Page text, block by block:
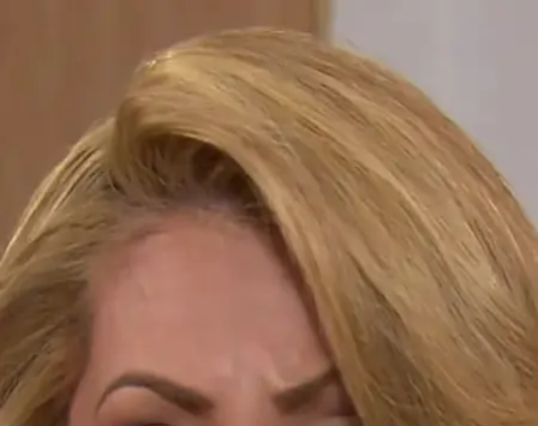
¡A ti no te importa que yo ande en microbús!
Más